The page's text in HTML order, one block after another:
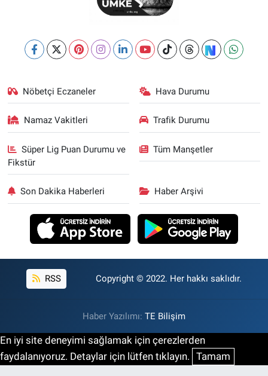
Nöbetçi Eczaneler Hava Durumu
Namaz Vakitleri Trafik Durumu
Süper Lig Puan Durumu ve
Fikstür
Tüm Manşetler
Son Dakika Haberleri Haber Arşivi
RSS Copyright © 2022. Her hakkı saklıdır.
Haber Yazılımı: TE Bilişim
En iyi site deneyimi sağlamak için çerezlerden
faydalanıyoruz. Detaylar için lütfen tıklayın. Tamam